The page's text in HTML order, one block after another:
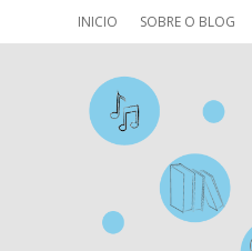
INICIO SOBRE O BLOG